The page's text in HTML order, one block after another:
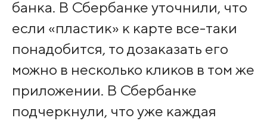
банка. В Сбербанке уточнили, что
если «пластик» к карте все-таки
понадобится, то дозаказать его
можно в несколько кликов в том же
приложении. В Сбербанке
подчеркнули, что уже каждая